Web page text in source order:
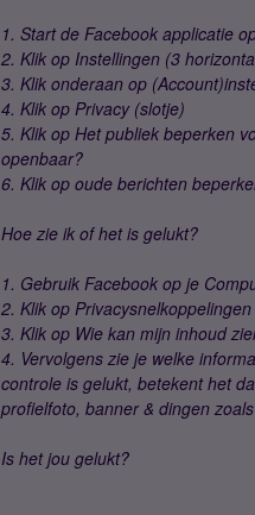
1. Start de Facebook applicatie
2. Klik op Instellingen (3
3. Klik onderaan op
4. Klik op Privacy (slotje)
5. Klik op Het publiek beperken
openbaar?
6. Klik op oude berichten
Hoe zie ik of het is gelukt?
1. Gebruik Facebook op je
2. Klik op
3. Klik op Wie kan mijn inhoud
4. Vervolgens zie je welke
controle is gelukt, betekent het
profielfoto, banner & dingen
Is het jou gelukt?